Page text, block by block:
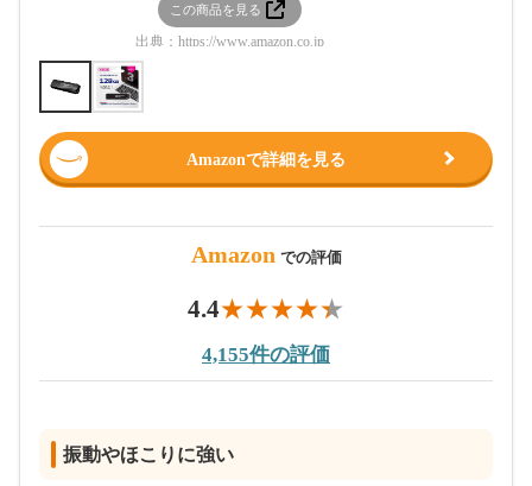
この商品を見る
出典： https://www.amazon.co.jp
Amazonで詳細を見る
Amazon での評価
4.4
4,155件の評価
振動やほこりに強い